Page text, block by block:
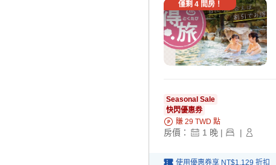
僅剩 4間房！
Seasonal Sale
快閃優惠券
賺 29 TWD 點
房價： 1 晚 | |
使用優惠券享 NT$1,129 折扣